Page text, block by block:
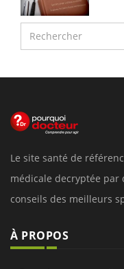
Le site santé de
médicale decryptée par
conseils des meilleurs
À PROPOS